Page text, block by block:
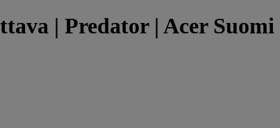
| Predator | Acer Suomi